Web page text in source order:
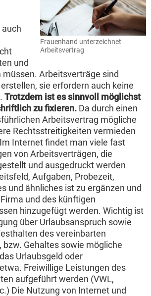
Frauenhand unterzeichnet
Arbeitsvertrag
und
Arbeitsverträge sind
sie erfordern auch keine
Trotzdem ist es sinnvoll möglichst
zu fixieren. Da durch einen
Arbeitsvertrag mögliche
Rechtsstreitigkeiten vermieden
Internet findet man viele fast
von Arbeitsverträgen, die
und ausgedruckt werden
Aufgaben, Probezeit,
und ähnliches ist zu ergänzen und
und des künftigen
hinzugefügt werden. Wichtig ist
über Urlaubsanspruch sowie
des vereinbarten
Gehaltes sowie mögliche
Urlaubsgeld oder
Freiwillige Leistungen des
aufgeführt werden (VWL,
Die Nutzung von Internet und